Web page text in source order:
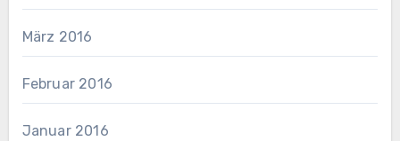
März 2016
Februar 2016
Januar 2016